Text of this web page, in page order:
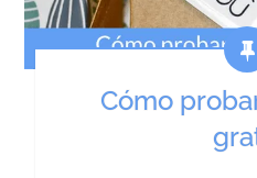
Cómo